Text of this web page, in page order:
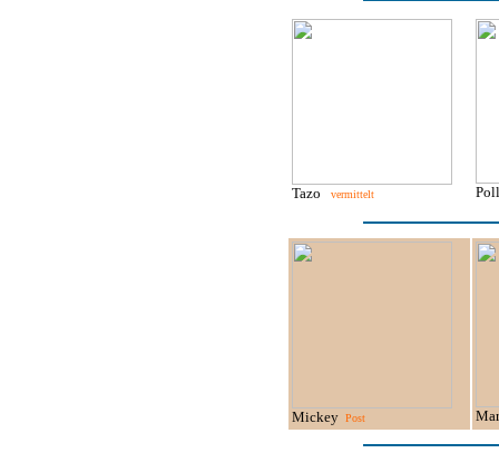
Tazo vermittelt
Mickey Post